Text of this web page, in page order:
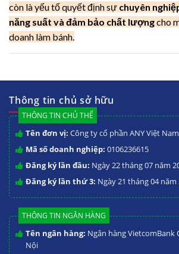
còn là yếu tố quyết định sự chuyên
năng suất và đảm bảo chất lượngcho
doanh làm bánh.
Thông tin chủ sở hữu
THÔNG TIN CHỦ THỂ
Tên đơn vị: Công ty cổ phần ANY Việt Nam
Mã số doanh nghiệp: 0106236615
Đăng ký lần đầu: Ngày 22 tháng 07 năm
Đăng ký lần thứ 3: Ngày 21 tháng 04 năm
THÔNG TIN NGÂN HÀNG
Tên ngân hàng: Ngân hàng VietcomBank
Nội